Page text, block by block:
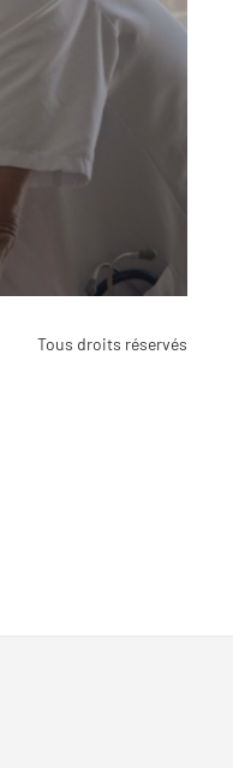
Tous droits réservés